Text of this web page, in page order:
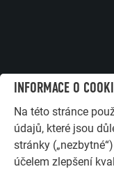
INFORMACE O
Na této stránce
údajů, které jsou
stránky
účelem zlepšení
Protipovodňová
nástěnných držáků
uložení v
rychlou a